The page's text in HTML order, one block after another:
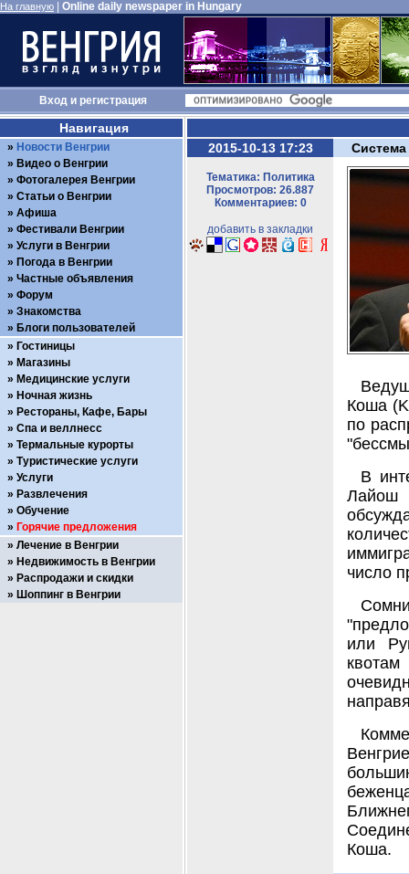
На главную Online daily newspaper in Hungary
Входи регистрация
2015-10-13 17:23
Тематика: Политика
Просмотров: 26.887
Комментариев: 0
добавить в закладки
Коша
по
В
Лайош
число
или
Коша.
Навигация
Новости Венгрии
Видео о Венгрии
Фотогалерея Венгрии
Статьи о Венгрии
Афиша
Фестивали Венгрии
Услуги в Венгрии
Погода в Венгрии
Частные объявления
Форум
Знакомства
Блоги пользователей
Гостиницы
Магазины
Медицинские услуги
Ночная жизнь
Рестораны, Кафе, Бары
Спа и веллнесс
Термальные курорты
Туристические услуги
Услуги
Развлечения
Обучение
Горячие предложения
Лечение в Венгрии
Недвижимость в Венгрии
Распродажи и скидки
Шоппинг в Венгрии